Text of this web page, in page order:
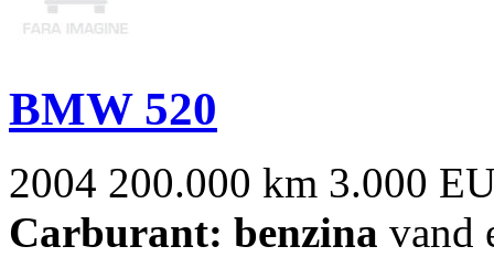
BMW 520
2004 200.000 km 3.000
Carburant: benzina vand